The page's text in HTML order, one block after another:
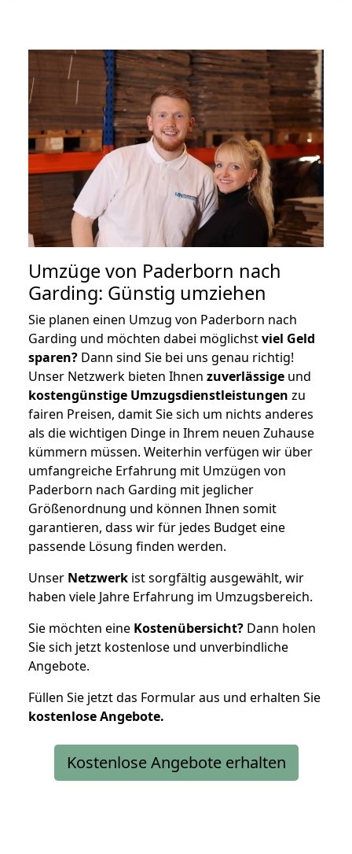
Umzüge von Paderborn nach
Garding: Günstig umziehen
Sie planen einen Umzug von Paderborn nach
Garding und möchten dabei möglichstviel Geld
sparen? Dann sind Sie bei uns genau richtig!
Unser Netzwerk bieten Ihnen zuverlässige und
kostengünstige Umzugsdienstleistungen zu
fairen Preisen, damit Sie sich um nichts anderes
als die wichtigen Dinge in Ihrem neuen Zuhause
kümmern müssen. Weiterhin verfügen wir über
umfangreiche Erfahrung mit Umzügen von
Paderborn nach Garding mit jeglicher
Größenordnung und können Ihnen somit
garantieren, dass wir für jedes Budget eine
passende Lösung finden werden.
Unser Netzwerk ist sorgfältig ausgewählt, wir
haben viele Jahre Erfahrung im Umzugsbereich.
Sie möchten eine Kostenübersicht? Dann holen
Sie sich jetzt kostenlose und unverbindliche
Angebote.
Füllen Sie jetzt das Formular aus und erhalten Sie
kostenloseAngebote.
Kostenlose Angebote erhalten